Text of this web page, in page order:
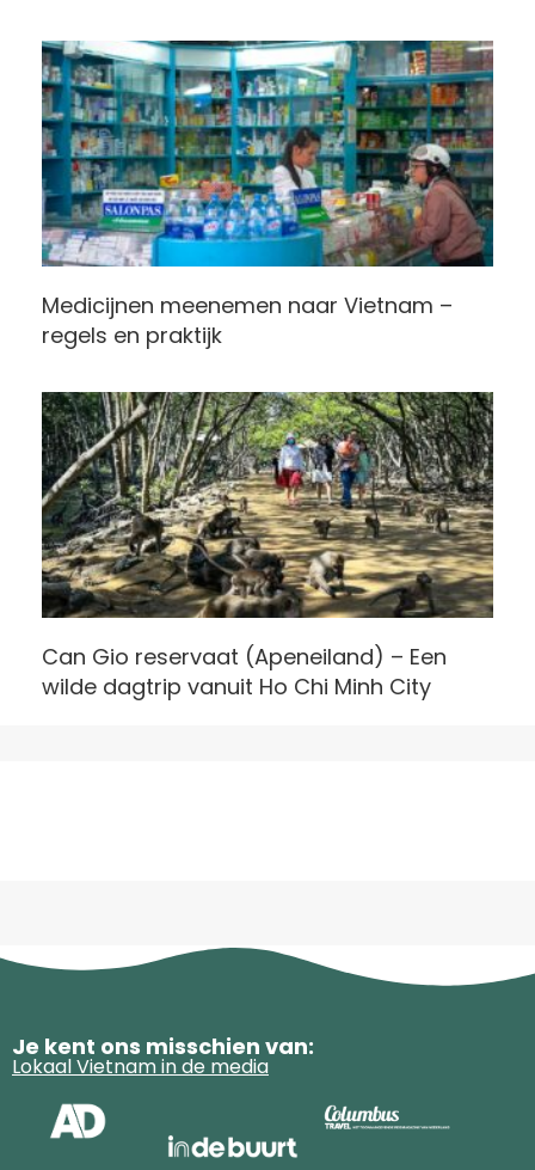
Medicijnen meenemen naar Vietnam –
regels en praktijk
Can Gio reservaat (Apeneiland) – Een
wilde dagtrip vanuit Ho Chi Minh City
Je kent ons misschien van:
Lokaal Vietnam in de media